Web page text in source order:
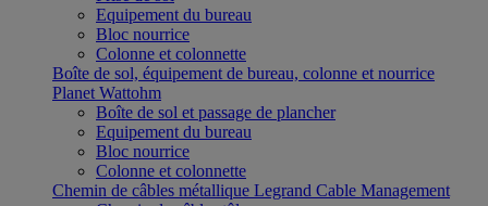
Equipement du bureau
Bloc nourrice
Colonne et colonnette
Boîte de sol, équipement de bureau, colonne et nourrice
Planet Wattohm
Boîte de sol et passage de plancher
Equipement du bureau
Bloc nourrice
Colonne et colonnette
Chemin de câbles métallique Legrand Cable Management